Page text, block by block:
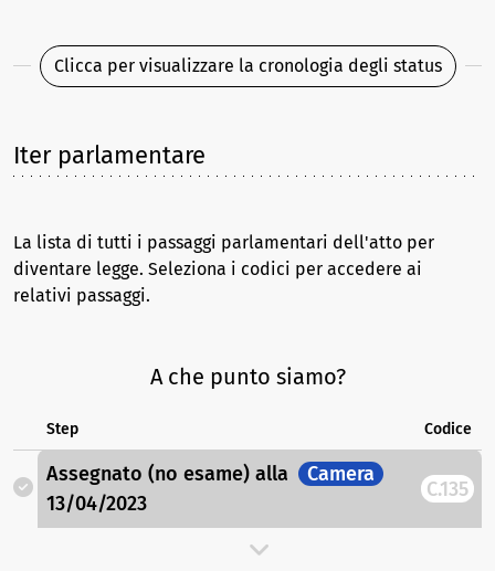
Clicca per visualizzare la cronologia degli status
Iter parlamentare
La lista di tutti i passaggi parlamentari dell'atto per
diventare legge. Seleziona i codici per accedere ai
relativi passaggi.
A che punto siamo?
Step Codice
Assegnato (no esame) alla
Camera
13/04/2023
C.135